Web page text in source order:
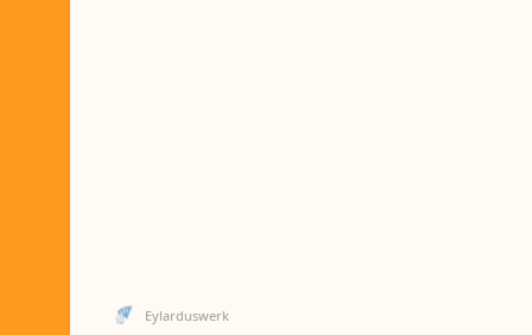
Eylarduswerk